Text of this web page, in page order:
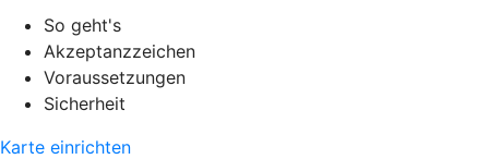
So geht's
Akzeptanzzeichen
Voraussetzungen
Sicherheit
Karte einrichten